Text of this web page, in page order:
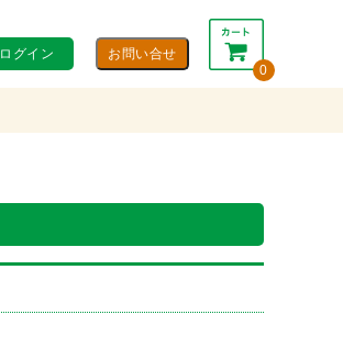
ログイン
0
カートを見る・注文する